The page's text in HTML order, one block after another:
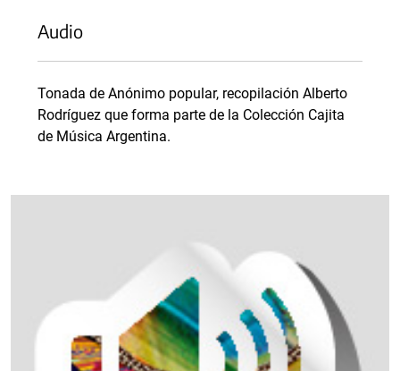
Audio
Tonada de Anónimo popular, recopilación Alberto
Rodríguez que forma parte de la Colección Cajita
de Música Argentina.